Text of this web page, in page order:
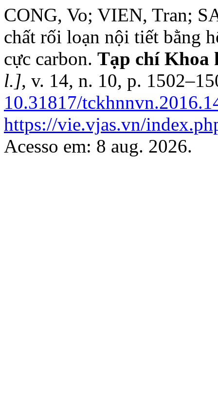
CONG, Vo; VIEN, Tran;
chất rối loạn nội tiết bằng
cực carbon. Tạp chí Khoa
l.], v. 14, n. 10, p.
10.31817/
https://vie.vjas.vn/
Acesso em: 8 aug. 2026.